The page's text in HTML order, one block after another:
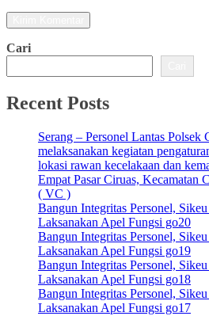
Cari
Recent Posts
Serang – Personel Lantas Polsek
melaksanakan kegiatan
lokasi rawan kecelakaan dan
Empat Pasar Ciruas, Kecamatan
( VC )
Bangun Integritas Personel,
Laksanakan Apel Fungsi go20
Bangun Integritas Personel,
Laksanakan Apel Fungsi go19
Bangun Integritas Personel,
Laksanakan Apel Fungsi go18
Bangun Integritas Personel,
Laksanakan Apel Fungsi go17